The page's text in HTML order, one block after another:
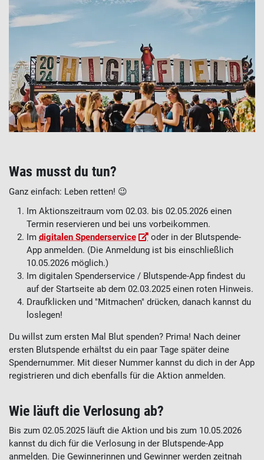
Was musst du tun?
Ganz einfach: Leben retten! 😉
Im Aktionszeitraum vom 02.03. bis 02.05.2026 einen
Termin reservieren und bei uns vorbeikommen.
Im digitalen Spenderservice
oder in der Blutspende-
App anmelden. (Die Anmeldung ist bis einschließlich
10.05.2026 möglich.)
Im digitalen Spenderservice / Blutspende-App findest du
auf der Startseite ab dem 02.03.2025 einen roten Hinweis.
Draufklicken und "Mitmachen" drücken, danach kannst du
loslegen!
Du willst zum ersten Mal Blut spenden? Prima! Nach deiner
ersten Blutspende erhältst du ein paar Tage später deine
Spendernummer. Mit dieser Nummer kannst du dich in der App
registrieren und dich ebenfalls für die Aktion anmelden.
Wie läuft die Verlosung ab?
Bis zum 02.05.2025 läuft die Aktion und bis zum 10.05.2026
kannst du dich für die Verlosung in der Blutspende-App
anmelden. Die Gewinnerinnen und Gewinner werden zeitnah